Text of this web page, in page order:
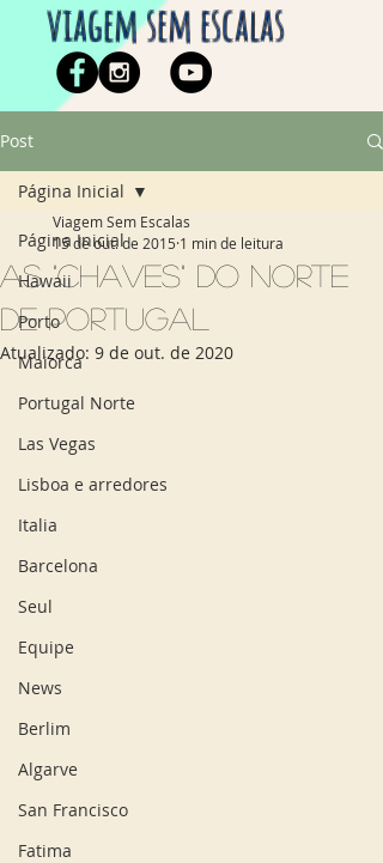
viagem sem escalas
Post
Página Inicial
Hawaii
Porto
Maiorca
Portugal Norte
Las Vegas
Lisboa e arredores
Italia
Barcelona
Seul
Equipe
News
Berlim
Algarve
San Francisco
Fatima
Página Inicial
As "Chaves" do Norte
de Portugal
Viagem Sem Escalas
15 de out. de 2015 1 min de leitura
Atualizado: 9 de out. de 2020